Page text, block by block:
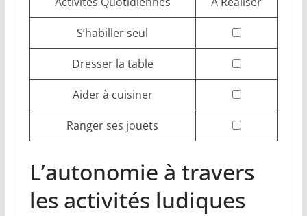
S’habiller seul
Dresser la table
Aider à cuisiner
Ranger ses jouets
L’autonomie à travers
les activités ludiques